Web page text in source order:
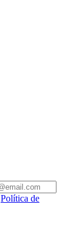
Política de